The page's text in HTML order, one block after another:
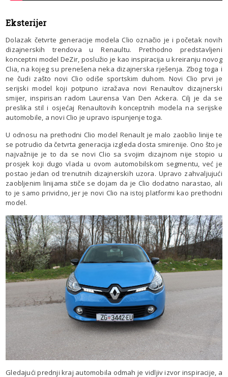
Eksterijer
Dolazak četvrte generacije modela Clio označio je i početak novih
dizajnerskih trendova u Renaultu. Prethodno predstavljeni
konceptni model DeZir, poslužio je kao inspiracija u kreiranju novog
Clia, na kojeg su prenešena neka dizajnerska rješenja. Zbog toga i
ne čudi zašto novi Clio odiše sportskim duhom. Novi Clio prvi je
serijski model koji potpuno izražava novi Renaultov dizajnerski
smijer, inspirisan radom Laurensa Van Den Ackera. Cilj je da se
preslika stil i osjećaj Renaultovih konceptnih modela na serijske
automobile, a novi Clio je upravo ispunjenje toga.
U odnosu na prethodni Clio model Renault je malo zaoblio linije te
se potrudio da četvrta generacija izgleda dosta smirenije. Ono što je
najvažnije je to da se novi Clio sa svojim dizajnom nije stopio u
prosjek koji dugo vlada u ovom automobilskom segmentu, već je
postao jedan od trenutnih dizajnerskih uzora. Upravo zahvaljujući
zaobljenim linijama stiče se dojam da je Clio dodatno narastao, ali
to je samo prividno, jer je novi Clio na istoj platformi kao prethodni
model.
Gledajući prednji kraj automobila odmah je vidljiv izvor inspiracije, a